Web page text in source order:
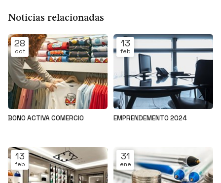
Noticias relacionadas
28
oct
BONO ACTIVA COMERCIO
13
feb
EMPRENDEMENTO 2024
13
feb
31
ene